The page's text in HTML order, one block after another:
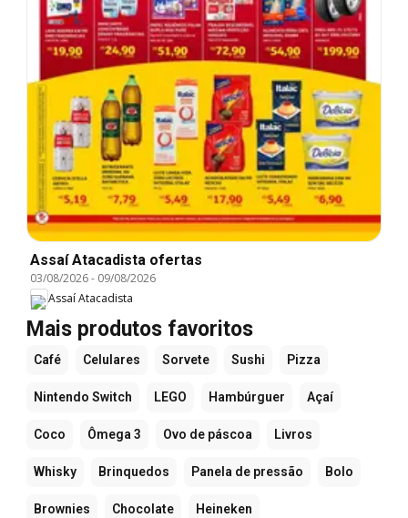
Assaí Atacadista ofertas
03/08/2026- 09/08/2026
Assaí Atacadista
Mais produtos favoritos
Café Celulares Sorvete Sushi Pizza
Nintendo Switch LEGO Hambúrguer Açaí
Coco Ômega 3 Ovo de páscoa Livros
Whisky Brinquedos Panela de pressão Bolo
Brownies Chocolate Heineken